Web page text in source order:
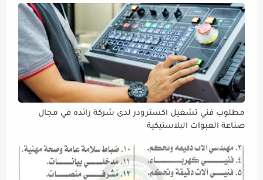
مطلوب فني تشغيل اكسترودر لدى شركة رائده في مجال
صناعة العبوات البلاستيكية